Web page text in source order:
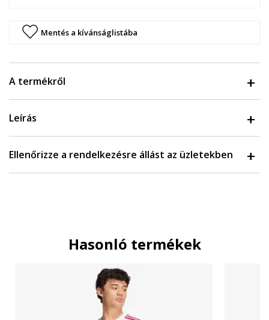
Mentés a kívánságlistába
A termékről
Leírás
Ellenőrizze a rendelkezésre állást az üzletekben
Hasonló termékek